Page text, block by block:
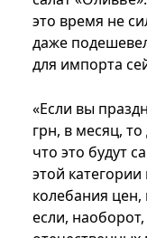
это время не
даже
для импорта
«Если вы
грн, в месяц,
что это будут
этой
колебания
если,